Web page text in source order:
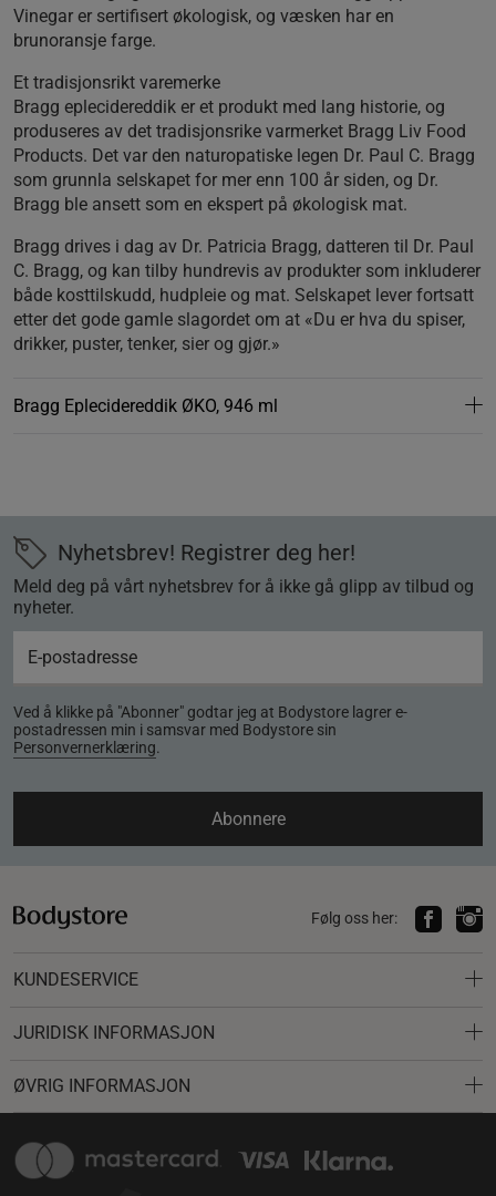
Vinegar er sertifisert økologisk, og væsken har en
brunoransje farge.
Et tradisjonsrikt varemerke
Bragg eplecidereddik er et produkt med lang historie, og
produseres av det tradisjonsrike varmerket Bragg Liv Food
Products. Det var den naturopatiske legen Dr. Paul C. Bragg
som grunnla selskapet for mer enn 100 år siden, og Dr.
Bragg ble ansett som en ekspert på økologisk mat.
Bragg drives i dag av Dr. Patricia Bragg, datteren til Dr. Paul
C. Bragg, og kan tilby hundrevis av produkter som inkluderer
både kosttilskudd, hudpleie og mat. Selskapet lever fortsatt
etter det gode gamle slagordet om at «Du er hva du spiser,
drikker, puster, tenker, sier og gjør.»
Bragg Eplecidereddik ØKO, 946 ml
Nyhetsbrev! Registrer deg her!
Meld deg på vårt nyhetsbrev for å ikke gå glipp av tilbud og
nyheter.
Ved å klikke på "Abonner" godtar jeg at Bodystore lagrer e-
postadressen min i samsvar med Bodystore sin
Personvernerklæring.
Abonnere
Følg oss her:
KUNDESERVICE
JURIDISK INFORMASJON
ØVRIG INFORMASJON